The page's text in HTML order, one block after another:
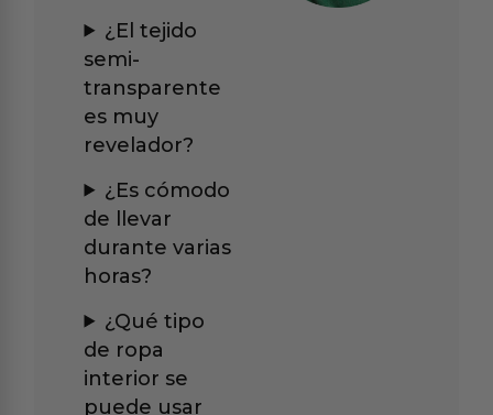
¿El tejido
semi-
transparente
es muy
revelador?
¿Es cómodo
de llevar
durante varias
horas?
¿Qué tipo
de ropa
interior se
puede usar